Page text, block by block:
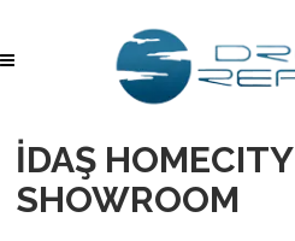
İDAŞ HOMECITY
SHOWROOM